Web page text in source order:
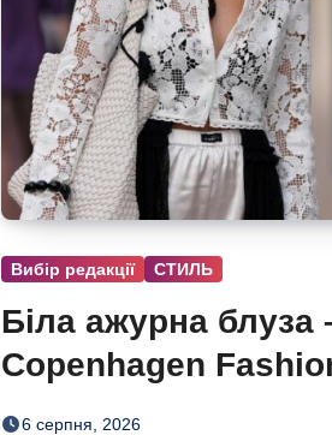
Вибір редакції СТИЛЬ
Біла ажурна блуза
Copenhagen
показали тренд
6 серпня, 2026